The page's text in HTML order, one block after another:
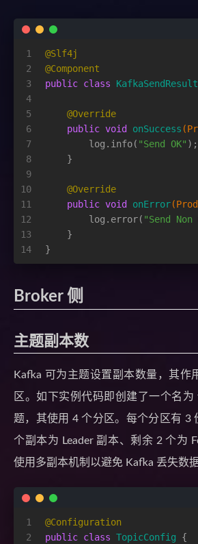
1
2
3
4
5
6
7
8
9
10
11
12
13
14
@Slf4j
@Component
public class
@Override
public void onSuccess
        log.info(
"Send OK" );
    }
@Override
public void onError
        log.error(
"Send
    }
}
Broker 侧
主题副本数
Kafka 可为主题设置副本数量，其作
区。如下实例代码即创建了一个名为
题，其使用 4 个分区。每个分区有 3
个副本为 Leader 副本、剩余 2 个为
使用多副本机制以避免 Kafka 丢失数
1
2
@Configuration
public class TopicConfig {